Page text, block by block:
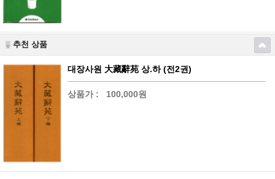
추천 상품
대장사원 大藏辭苑 상.하 (전2권)
상품가 : 100,000원